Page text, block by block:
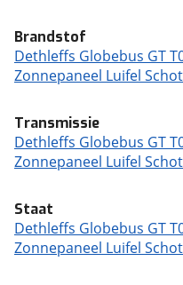
Brandstof
Dethleffs Globebus GT
Zonnepaneel Luifel
Transmissie
Dethleffs Globebus GT
Zonnepaneel Luifel
Staat
Dethleffs Globebus GT
Zonnepaneel Luifel